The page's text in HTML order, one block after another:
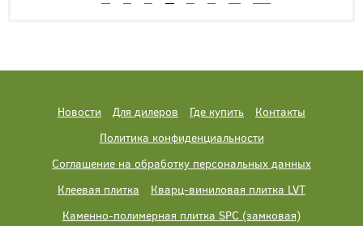
Новости Для дилеров Где купить
Контакты
Политика конфиденциальности
Соглашение на обработку персональных данных
Клеевая плитка
Кварц-виниловая плитка LVT
Каменно-полимерная плитка SPC (замковая)